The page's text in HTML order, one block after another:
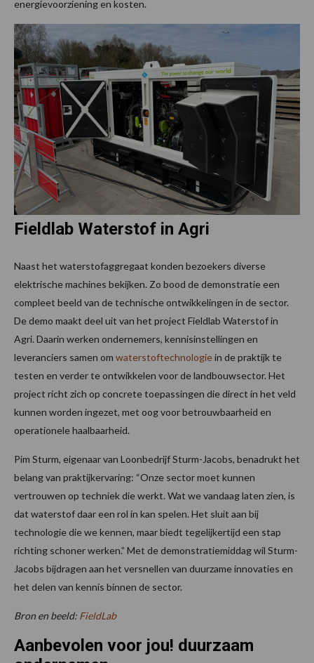
energievoorziening en kosten.
Fieldlab Waterstof in Agri
Naast het waterstofaggregaat konden bezoekers diverse
elektrische machines bekijken. Zo bood de demonstratie een
compleet beeld van de technische ontwikkelingen in de sector.
De demo maakt deel uit van het project Fieldlab Waterstof in
Agri. Daarin werken ondernemers, kennisinstellingen en
leveranciers samen om waterstoftechnologiein de praktijk te
testen en verder te ontwikkelen voor de landbouwsector. Het
project richt zich op concrete toepassingen die direct in het veld
kunnen worden ingezet, met oog voor betrouwbaarheid en
operationele haalbaarheid.
Pim Sturm, eigenaar van Loonbedrijf Sturm-Jacobs, benadrukt het
belang van praktijkervaring: “Onze sector moet kunnen
vertrouwen op techniek die werkt. Wat we vandaag laten zien, is
dat waterstof daar een rol in kan spelen. Het sluit aan bij
technologie die we kennen, maar biedt tegelijkertijd een stap
richting schoner werken.” Met de demonstratiemiddag wil Sturm-
Jacobs bijdragen aan het versnellen van duurzame innovaties en
het delen van kennis binnen de sector.
Bron en beeld: FieldLab
Aanbevolen voor jou! duurzaam